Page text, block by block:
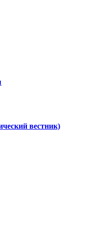
вестник)